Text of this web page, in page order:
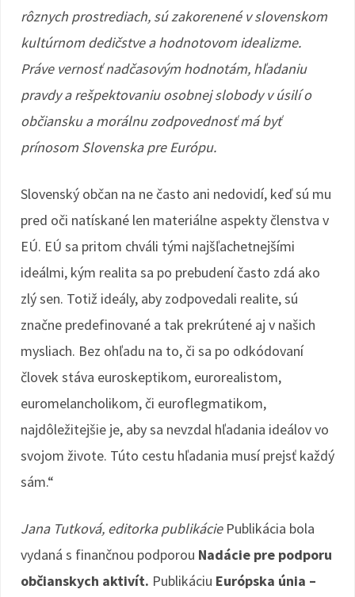
rôznych prostrediach, sú zakorenené v slovenskom
kultúrnom dedičstve a hodnotovom idealizme.
Práve vernosť nadčasovým hodnotám, hľadaniu
pravdy a rešpektovaniu osobnej slobody v úsilí o
občiansku a morálnu zodpovednosť má byť
prínosom Slovenska pre Európu.
Slovenský občan na ne často ani nedovidí, keď sú mu
pred oči natískané len materiálne aspekty členstva v
EÚ. EÚ sa pritom chváli tými najšľachetnejšími
ideálmi, kým realita sa po prebudení často zdá ako
zlý sen. Totiž ideály, aby zodpovedali realite, sú
značne predefinované a tak prekrútené aj v našich
mysliach. Bez ohľadu na to, či sa po odkódovaní
človek stáva euroskeptikom, eurorealistom,
euromelancholikom, či euroflegmatikom,
najdôležitejšie je, aby sa nevzdal hľadania ideálov vo
svojom živote. Túto cestu hľadania musí prejsť každý
sám.“
Jana Tutková, editorka publikáciePublikácia bola
vydaná s finančnou podporou Nadácie pre podporu
občianskych aktivít. Publikáciu Európska únia –